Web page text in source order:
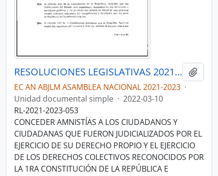
RESOLUCIONES LEGISLATIVAS 2021-2023
EC AN ABJLM ASAMBLEA NACIONAL 2021-2023 ·
Unidad documental simple · 2022-03-10
RL-2021-2023-053
CONCEDER AMNISTÍAS A LOS CIUDADANOS Y
CIUDADANAS QUE FUERON JUDICIALIZADOS POR EL
EJERCICIO DE SU DERECHO PROPIO Y EL EJERCICIO
DE LOS DERECHOS COLECTIVOS RECONOCIDOS POR
LA 1RA CONSTITUCIÓN DE LA REPÚBLICA E